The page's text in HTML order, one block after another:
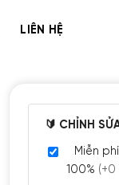
LIÊN HỆ
🔰 CHỈNH
Miễn
100% (+0